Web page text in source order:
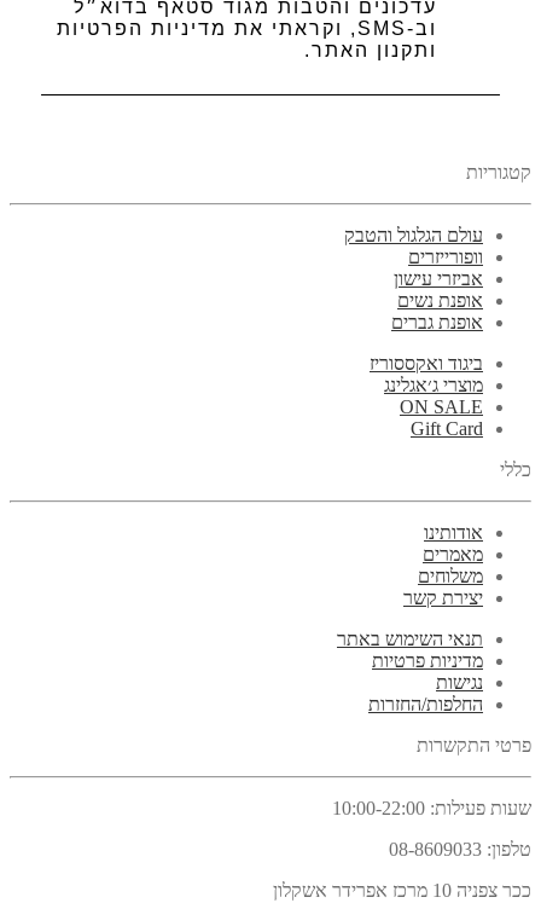
עדכונים והטבות מגוד סטאף בדוא״ל
וב-SMS, וקראתי את מדיניות הפרטיות
ותקנון האתר.
קטגוריות
עולם הגלגול והטבק
וופורייזרים
אביזרי עישון
אופנת נשים
אופנת גברים
ביגוד ואקססוריז
מוצרי ג׳אגלינג
ON SALE
Gift Card
כללי
אודותינו
מאמרים
משלוחים
יצירת קשר
תנאי השימוש באתר
מדיניות פרטיות
נגישות
החלפות/החזרות
פרטי התקשרות
שעות פעילות: 10:00-22:00
טלפון: 08-8609033
ככר צפניה 10 מרכז אפרידר אשקלון